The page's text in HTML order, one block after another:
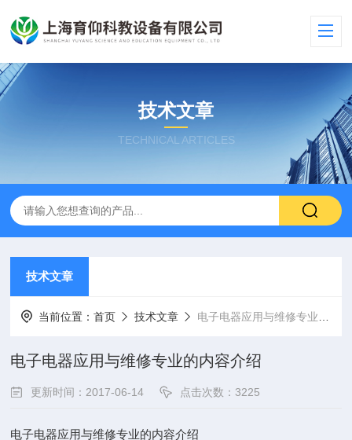
技术文章
TECHNICAL ARTICLES
技术文章
当前位置：首页 技术文章 电子电器应用与维修专业的内容介绍
电子电器应用与维修专业的内容介绍
更新时间：2017-06-14 点击次数：3225
电子电器应用与维修专业的内容介绍